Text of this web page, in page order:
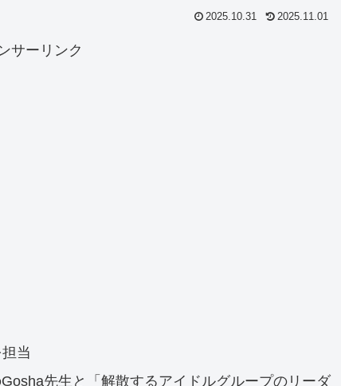
2025.10.31 2025.11.01
サーリンク
当
先生と「解散するアイドルグループのリーダ